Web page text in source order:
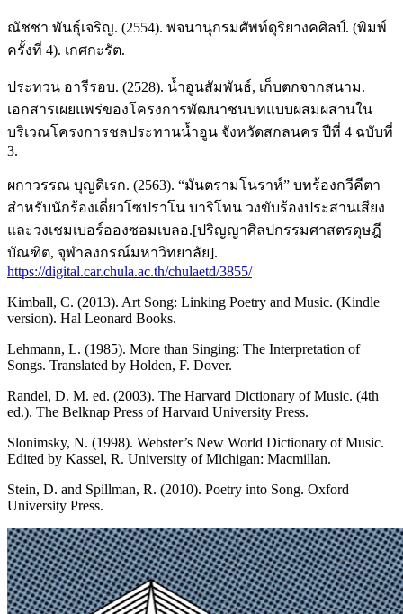
ณัชชา พันธ์ุเจริญ. (2554). พจนานุกรมศัพท์ดุริยางคศิลป์. (พิมพ์
ครั้งที่ 4). เกศกะรัต.
ประทวน อารีรอบ. (2528). น้ำอูนสัมพันธ์, เก็บตกจากสนาม.
เอกสารเผยแพร่ของโครงการพัฒนาชนบทแบบผสมผสานใน
บริเวณโครงการชลประทานน้ำอูน จังหวัดสกลนคร ปีที่ 4 ฉบับที่
3.
ผกาวรรณ บุญดิเรก. (2563). “มันตรามโนราห์” บทร้องกวีคีตา
สำหรับนักร้องเดี่ยวโซปราโน บาริโทน วงขับร้องประสานเสียง
และวงเชมเบอร์อองซอมเบลอ.[ปริญญาศิลปกรรมศาสตรดุษฎี
บัณฑิต, จุฬาลงกรณ์มหาวิทยาลัย].
https://digital.car.chula.ac.th/chulaetd/3855/
Kimball, C. (2013). Art Song: Linking Poetry and Music. (Kindle
version). Hal Leonard Books.
Lehmann, L. (1985). More than Singing: The Interpretation of
Songs. Translated by Holden, F. Dover.
Randel, D. M. ed. (2003). The Harvard Dictionary of Music. (4th
ed.). The Belknap Press of Harvard University Press.
Slonimsky, N. (1998). Webster’s New World Dictionary of Music.
Edited by Kassel, R. University of Michigan: Macmillan.
Stein, D. and Spillman, R. (2010). Poetry into Song. Oxford
University Press.